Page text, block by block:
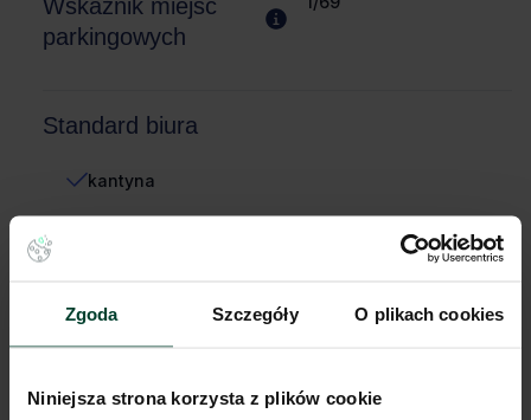
Zgoda Szczegóły O plikach cookies
Niniejsza strona korzysta z plików cookie
Wskaźnik miejsc
parkingowych
Standard biura
kantyna
podonoszone podłogi
Stacja metra